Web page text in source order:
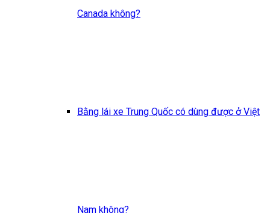
Canada không?
Bằng lái xe Trung Quốc có dùng được ở Việt
Nam không?